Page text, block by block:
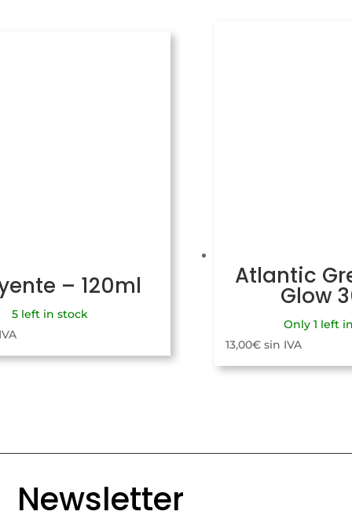
– 120ml
5 left in stock
Atlantic
Glow
Only 1 left
13,00€ sin IVA
Newsletter